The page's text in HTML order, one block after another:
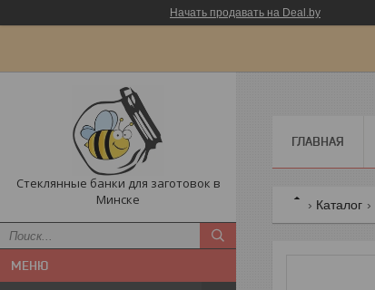
Начать продавать на Deal.by
Стеклянные банки для заготовок в
Минске
ГЛАВНАЯ
Каталог